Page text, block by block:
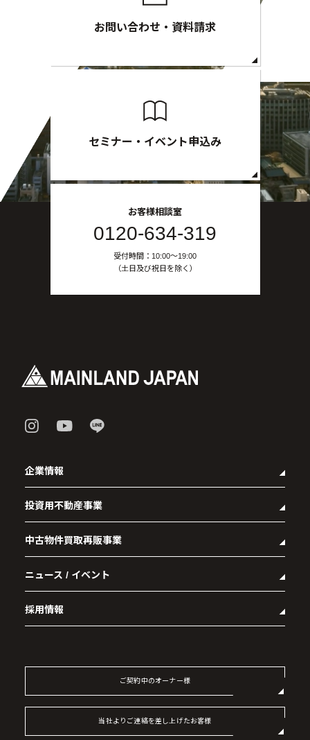
お問い合わせ・資料請求
セミナー・イベント申込み
お客様相談室
0120-634-319
受付時間：10:00〜19:00
（土日及び祝日を除く）
企業情報
- 企業理念
- 代表メッセージ
- 会社概要
- アクセス
- 社会貢献活動
投資用不動産事業
- マンション経営をお考えの方へ
- メインランドグループの強み
- オーナーズデータ
- 資産運用型マンション メインステージシリーズ
中古物件買取再販事業
- RE:MAIN
- リノベーション物件一覧
- リノベーション物件お問い合わせ
ニュース / イベント
採用情報
- 記事一覧
ご契約中のオーナー様
当社よりご連絡を差し上げたお客様